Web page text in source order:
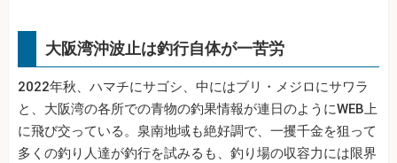
大阪湾沖波止は釣行自体が一苦労
2022年秋、ハマチにサゴシ、中にはブリ・メジロにサワラ
と、大阪湾の各所での青物の釣果情報が連日のようにWEB上
に飛び交っている。泉南地域も絶好調で、一攫千金を狙って
多くの釣り人達が釣行を試みるも、釣り場の収容力には限界